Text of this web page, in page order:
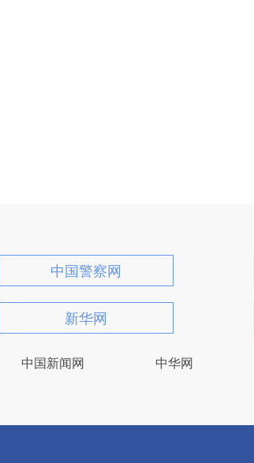
中国警察网
新华网
中国新闻网 中华网